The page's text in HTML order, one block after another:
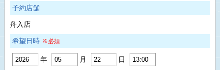
予約店舗
舟入店
希望日時 ※必須
年 月 日